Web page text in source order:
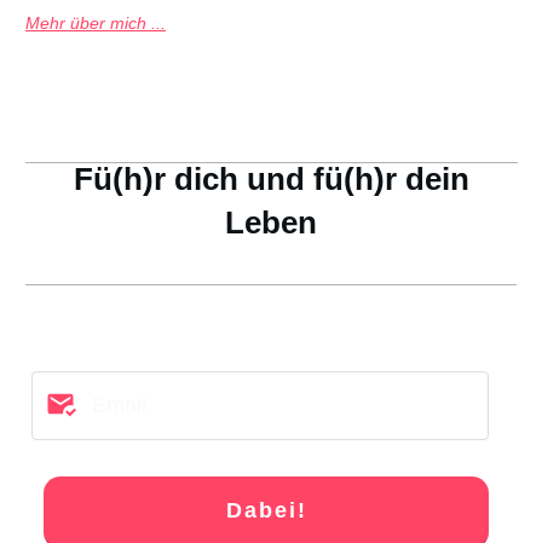
Mehr über mich ...
Fü(h)r dich und fü(h)r dein
Leben
Dabei!